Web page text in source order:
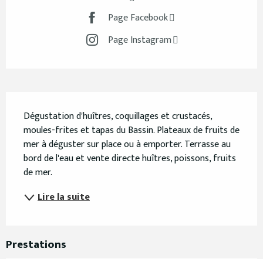
Page Facebook
Page Instagram
Dégustation d'huîtres, coquillages et crustacés,
moules-frites et tapas du Bassin. Plateaux de fruits de
mer à déguster sur place ou à emporter. Terrasse au
bord de l'eau et vente directe huîtres, poissons, fruits
de mer.
Lire la suite
Prestations